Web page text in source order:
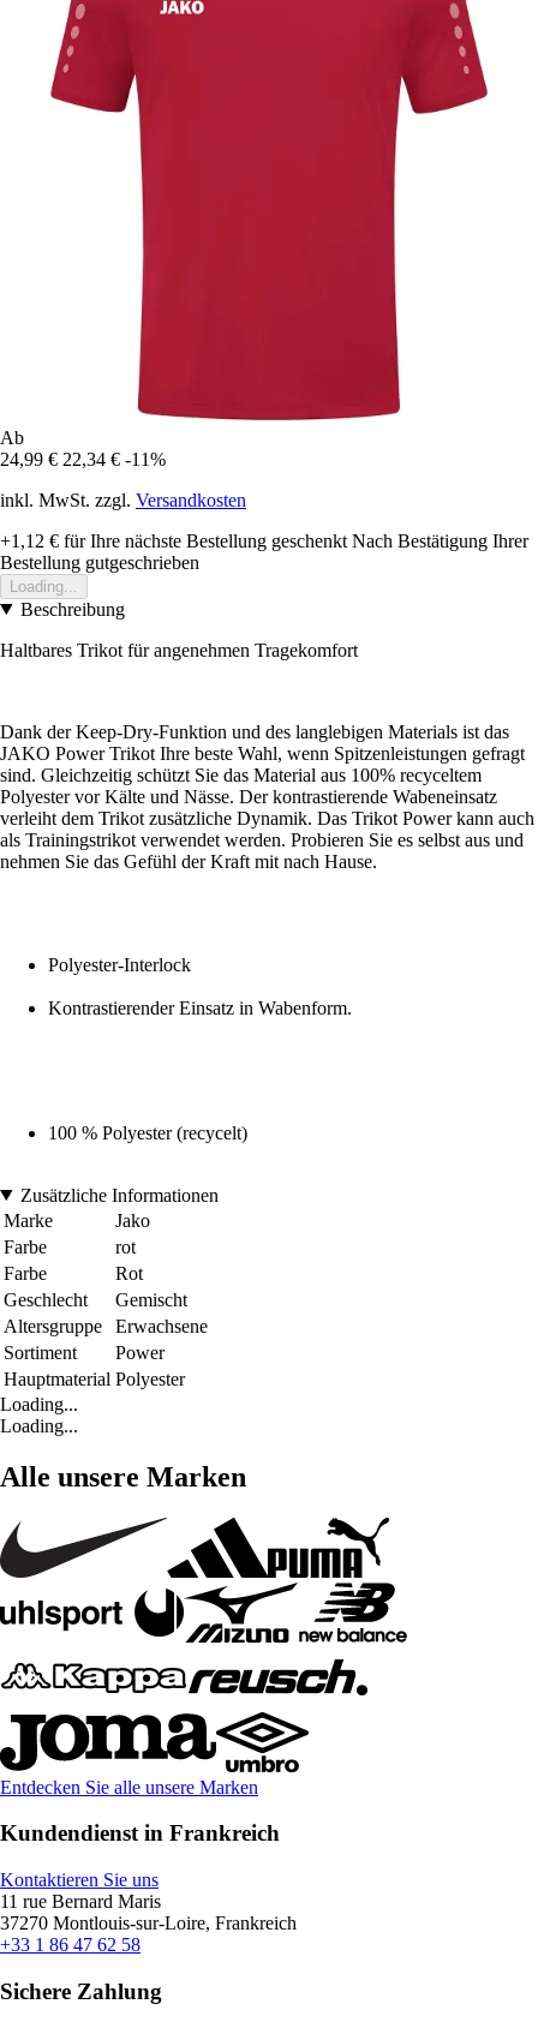
Ab
24,99 € 22,34 € -11%
inkl. MwSt. zzgl. Versandkosten
+1,12 € für Ihre nächste Bestellung geschenkt Nach Bestätigung Ihrer
Bestellung gutgeschrieben
Loading...
Beschreibung
Haltbares Trikot für angenehmen Tragekomfort
Dank der Keep-Dry-Funktion und des langlebigen Materials ist das
JAKO Power Trikot Ihre beste Wahl, wenn Spitzenleistungen gefragt
sind. Gleichzeitig schützt Sie das Material aus 100% recyceltem
Polyester vor Kälte und Nässe. Der kontrastierende Wabeneinsatz
verleiht dem Trikot zusätzliche Dynamik. Das Trikot Power kann auch
als Trainingstrikot verwendet werden. Probieren Sie es selbst aus und
nehmen Sie das Gefühl der Kraft mit nach Hause.
Polyester-Interlock
Kontrastierender Einsatz in Wabenform.
100 % Polyester (recycelt)
Zusätzliche Informationen
Marke
Jako
Farbe
rot
Farbe
Rot
Geschlecht
Gemischt
Altersgruppe
Erwachsene
Sortiment
Power
Hauptmaterial Polyester
Loading...
Loading...
Alle unsere Marken
Entdecken Sie alle unsere Marken
Kundendienst in Frankreich
Kontaktieren Sie uns
11 rue Bernard Maris
37270 Montlouis-sur-Loire, Frankreich
+33 1 86 47 62 58
Sichere Zahlung